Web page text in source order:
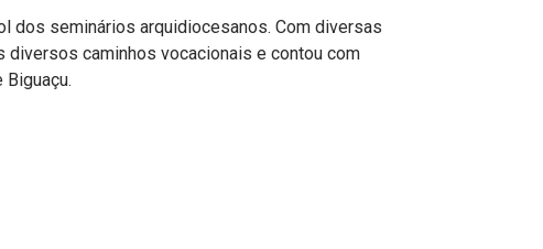
dos seminários arquidiocesanos. Com diversas
diversos caminhos vocacionais e contou com